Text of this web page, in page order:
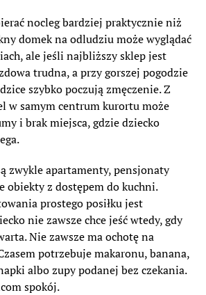
nocleg bardziej praktycznie niż
domek na odludziu może wyglądać
ale jeśli najbliższy sklep jest
trudna, a przy gorszej pogodzie
szybko poczują zmęczenie. Z
w samym centrum kurortu może
i brak miejsca, gdzie dziecko
zwykle apartamenty, pensjonaty
obiekty z dostępem do kuchni.
prostego posiłku jest
nie zawsze chce jeść wtedy, gdy
Nie zawsze ma ochotę na
potrzebuje makaronu, banana,
albo zupy podanej bez czekania.
spokój.